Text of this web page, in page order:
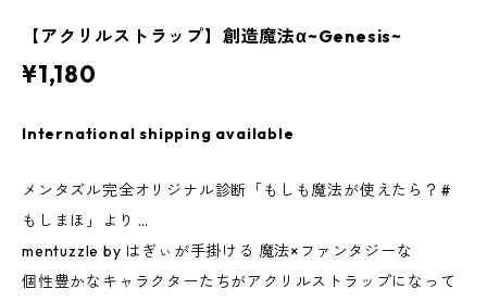
【アクリルストラップ】創造魔法α~Genesis~
¥1,180
International shipping available
メンタズル完全オリジナル診断「もしも魔法が使えたら？#
もしまほ」より …
mentuzzle by はぎぃが手掛ける 魔法×ファンタジーな
個性豊かなキャラクターたちがアクリルストラップになって